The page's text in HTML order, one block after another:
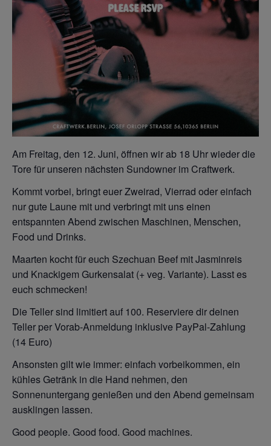
Am Freitag, den 12. Juni, öffnen wir ab 18 Uhr wieder die
Tore für unseren nächsten Sundowner im Craftwerk.
Kommt vorbei, bringt euer Zweirad, Vierrad oder einfach
nur gute Laune mit und verbringt mit uns einen
entspannten Abend zwischen Maschinen, Menschen,
Food und Drinks.
Maarten kocht für euch Szechuan Beef mit Jasminreis
und Knackigem Gurkensalat (+ veg. Variante). Lasst es
euch schmecken!
Die Teller sind limitiert auf 100. Reserviere dir deinen
Teller per Vorab-Anmeldung inklusive PayPal-Zahlung
(14 Euro)
Ansonsten gilt wie immer: einfach vorbeikommen, ein
kühles Getränk in die Hand nehmen, den
Sonnenuntergang genießen und den Abend gemeinsam
ausklingen lassen.
Good people. Good food. Good machines.